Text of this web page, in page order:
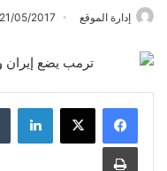
إدارة الموقع 21/05/2017
لينكدإن